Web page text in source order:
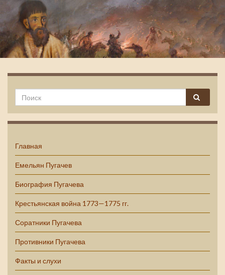
Емельян Пугачев
Главная
Емельян Пугачев
Биография Пугачева
Крестьянская война 1773—1775 гг.
Соратники Пугачева
Противники Пугачева
Факты и слухи